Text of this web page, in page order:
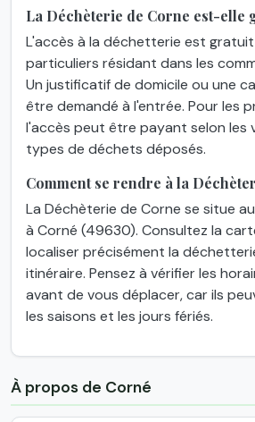
La Déchèterie de Corne est-elle
L'accès à la déchetterie est
particuliers résidant dans les
Un justificatif de domicile ou une
être demandé à l'entrée. Pour les
l'accès peut être payant selon les
types de déchets déposés.
Comment se rendre à la
La Déchèterie de Corne se situe
à Corné (49630). Consultez la
localiser précisément la
itinéraire. Pensez à vérifier les
avant de vous déplacer, car ils
les saisons et les jours fériés.
À propos de Corné